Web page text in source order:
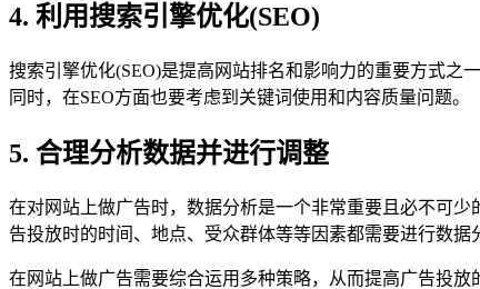
4. 利用搜索引擎优化(SEO)
搜索引擎优化(SEO)是提高网站排名和影响力的重要方式之
同时，在SEO方面也要考虑到关键词使用和内容质量问题。
5. 合理分析数据并进行调整
在对网站上做广告时，数据分析是一个非常重要且必不可
告投放时的时间、地点、受众群体等等因素都需要进行数据
在网站上做广告需要综合运用多种策略，从而提高广告投